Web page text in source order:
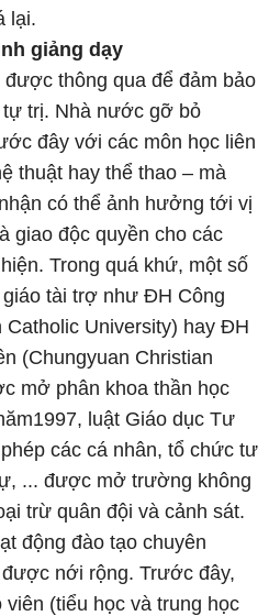
lại.
giảng dạy
thông qua để đảm bảo
trị. Nhà nước gỡ bỏ
đây với các môn học liên
thuật hay thể thao – mà
có thể ảnh hưởng tới vị
giao độc quyền cho các
Trong quá khứ, một số
tài trợ như ĐH Công
Catholic University) hay ĐH
(Chungyuan Christian
mở phân khoa thần học
luật Giáo dục Tư
các cá nhân, tổ chức tư
... được mở trường không
trừ quân đội và cảnh sát.
động đào tạo chuyên
nới rộng. Trước đây,
(tiểu học và trung học